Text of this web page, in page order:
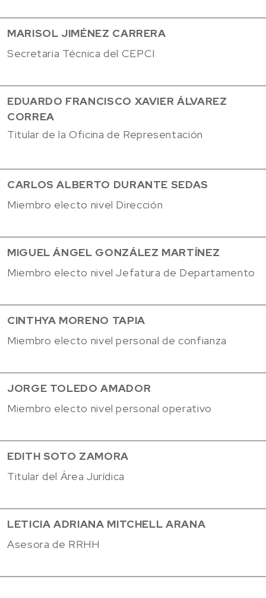
MARISOL JIMÉNEZ CARRERA
Secretaria Técnica del CEPCI
EDUARDO FRANCISCO XAVIER ÁLVAREZ
CORREA
Titular de la Oficina de Representación
CARLOS ALBERTO DURANTE SEDAS
Miembro electo nivel Dirección
MIGUEL ÁNGEL GONZÁLEZ MARTÍNEZ
Miembro electo nivel Jefatura de Departamento
CINTHYA MORENO TAPIA
Miembro electo nivel personal de confianza
JORGE TOLEDO AMADOR
Miembro electo nivel personal operativo
EDITH SOTO ZAMORA
Titular del Área Jurídica
LETICIA ADRIANA MITCHELL ARANA
Asesora de RRHH